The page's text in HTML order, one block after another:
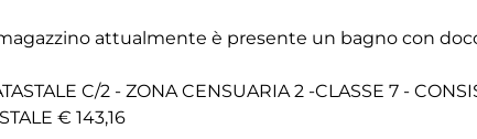
attualmente è presente un bagno con
C/2 - ZONA CENSUARIA 2 -CLASSE 7 -
€ 143,16